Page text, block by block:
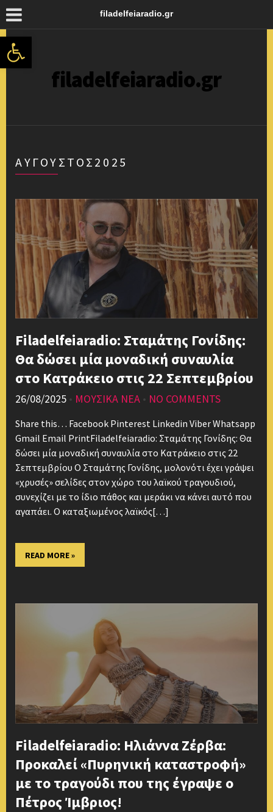
Ανοίξτε τη γραμμή εργαλείων
filadelfeiaradio.gr
filadelfeiaradio.gr
ΑΎΓΟΥΣΤΟΣ2025
Filadelfeiaradio: Σταμάτης Γονίδης:
Θα δώσει μία μοναδική συναυλία
στο Κατράκειο στις 22 Σεπτεμβρίου
26/08/2025 • ΜΟΥΣΙΚΑ ΝΕΑ • NO COMMENTS
Share this… Facebook Pinterest Linkedin Viber Whatsapp
Gmail Email PrintFiladelfeiaradio: Σταμάτης Γονίδης: Θα
δώσει μία μοναδική συναυλία στο Κατράκειο στις 22
Σεπτεμβρίου Ο Σταμάτης Γονίδης, μολονότι έχει γράψει
«χρυσές» σελίδες στον χώρο του λαϊκού τραγουδιού,
συνεχίζει με το ίδιο πάθος και μεράκι να κάνει αυτό που
αγαπάει. Ο καταξιωμένος λαϊκός[…]
READ MORE »
Filadelfeiaradio: Ηλιάννα Ζέρβα:
Προκαλεί «Πυρηνική καταστροφή»
με το τραγούδι που της έγραψε ο
Πέτρος Ίμβριος!